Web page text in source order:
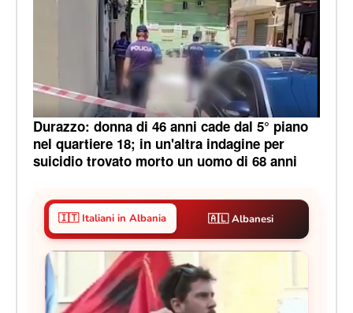
Durazzo: donna di 46 anni cade dal 5° piano
nel quartiere 18; in un'altra indagine per
suicidio trovato morto un uomo di 68 anni
🇮🇹 Italiani in Albania 🇦🇱 Albanesi